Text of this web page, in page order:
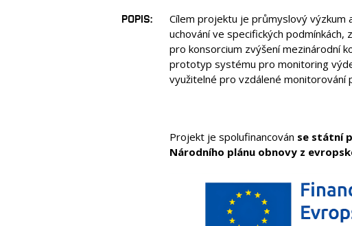
POPIS
Cílem projektu je průmyslový
uchování ve specifických
pro konsorcium zvýšení mezinárodní
prototyp systému pro monitoring
využitelné pro vzdálené
Projekt je spolufinancován se státní
Národního plánu obnovy z